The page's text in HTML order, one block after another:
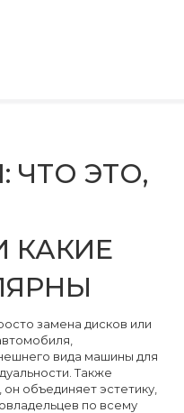
ЧТО ЭТО,
КАКИЕ
замена дисков или
вида машины для
. Также
, он объединяет эстетику,
по всему